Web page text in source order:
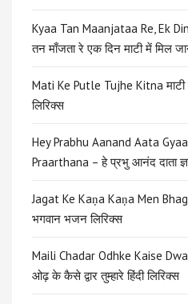
Kyaa Tan Maanjataa Re, Ek
तन माँजता रे एक दिन माटी में मिल
Mati Ke Putle Tujhe Kitna माटी
लिरिक्स
Hey Prabhu Aanand Aata
Praarthana – हे प्रभु आनंद दाता
Jagat Ke Kaṇa Kaṇa Men
भगवान भजन लिरिक्स
Maili Chadar Odhke Kaise
ओढ़ के कैसे द्वार तुम्हारे हिंदी लिरिक्स